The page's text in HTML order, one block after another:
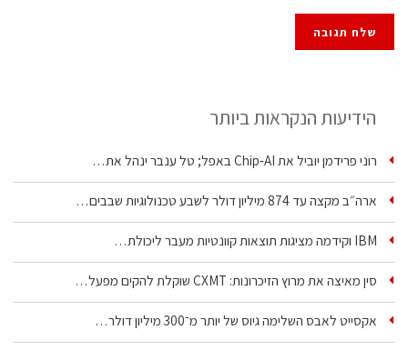
הידיעות הנקראות ביותר
רוני פרידמן יוביל את Chip‑AI באפל; טל ענבר ינהל את…
ארה״ב מקצה עד 874 מיליון דולר לשבע טכנולוגיות שבבים…
IBM וקידמה מציגות תוצאות קוונטיות מעבר ליכולת…
סין מאיצה את מרוץ הזיכרונות: CXMT שוקלת להקים מפעל…
אקסייט לאבס השלימה גיוס של יותר מ־300 מיליון דולר…